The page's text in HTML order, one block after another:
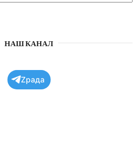
НАШ КАНАЛ
Zрада